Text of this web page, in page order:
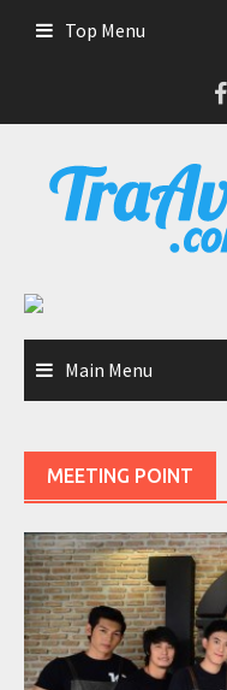
Top Menu
Main Menu
MEETING POINT